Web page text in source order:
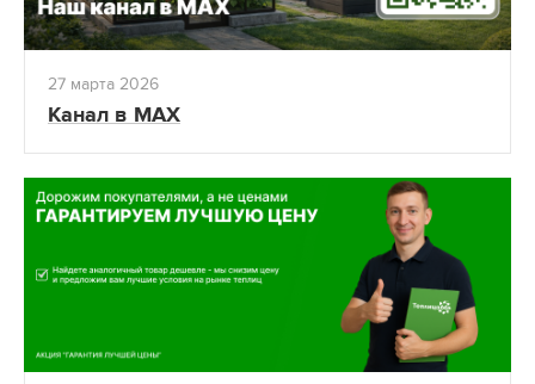
27 марта 2026
Канал в MAX